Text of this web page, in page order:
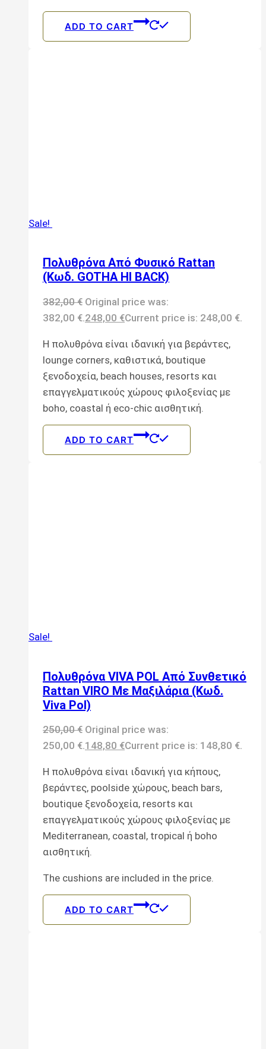
ADD TO CART
Sale!
Πολυθρόνα Από Φυσικό Rattan
(Κωδ. GOTHA HI BACK)
382,00€ Original price was:
382,00 €.248,00 €Current price is: 248,00 €.
Η πολυθρόνα είναι ιδανική για βεράντες,
lounge corners, καθιστικά, boutique
ξενοδοχεία, beach houses, resorts και
επαγγελματικούς χώρους φιλοξενίας με
boho, coastal ή eco-chic αισθητική.
ADD TO CART
Sale!
Πολυθρόνα VIVA POL Από Συνθετικό
Rattan VIRO Με Μαξιλάρια (Κωδ.
Viva Pol)
250,00€ Original price was:
250,00 €.148,80 €Current price is: 148,80 €.
Η πολυθρόνα είναι ιδανική για κήπους,
βεράντες, poolside χώρους, beach bars,
boutique ξενοδοχεία, resorts και
επαγγελματικούς χώρους φιλοξενίας με
Mediterranean, coastal, tropical ή boho
αισθητική.
The cushions are included in the price.
ADD TO CART